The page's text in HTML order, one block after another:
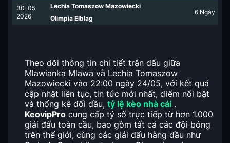
30-05
2026
Lechia Tomaszow Mazowiecki
Olimpia Elblag
6 Ngày
Theo dõi thông tin chi tiết trận đấu giữa
Mlawianka Mlawa và Lechia Tomaszow
Mazowiecki vào 22:00 ngày 24/05, với kết quả
cập nhật liên tục, tin tức mới nhất, điểm nổi bật
và thống kê đối đầu, tỷ lệ kèo nhà cái .
KeovipPro cung cấp tỷ số trực tiếp từ hơn 1.000
giải đấu toàn cầu, bao gồm tất cả các đội bóng
trên thế giới, cùng các giải đấu hàng đầu như